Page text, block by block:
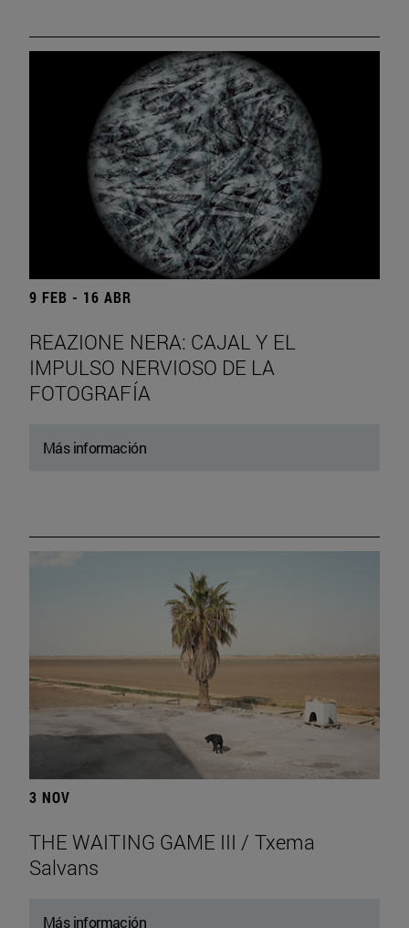
9 FEB - 16 ABR
REAZIONE NERA: CAJAL Y EL
IMPULSO NERVIOSO DE LA
FOTOGRAFÍA
Más información
3 NOV
THE WAITING GAME III / Txema
Salvans
Más información